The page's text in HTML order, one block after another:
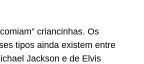
criancinhas. Os
tipos ainda existem entre
Jackson e de Elvis